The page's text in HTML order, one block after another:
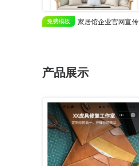
免费模板 家居馆企业官网宣传
产品展示